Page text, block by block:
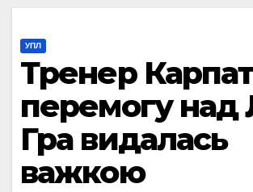
УПЛ
Тренер
перемогу над
Гра видалась
важкою